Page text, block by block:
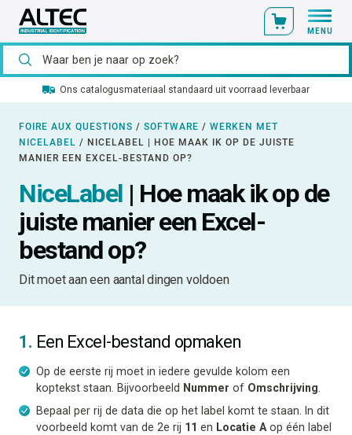
MENU
Ons catalogusmateriaal standaard uit voorraad leverbaar
FOIRE AUX QUESTIONS / SOFTWARE / WERKEN MET
NICELABEL / NICELABEL | HOE MAAK IK OP DE JUISTE
MANIER EEN EXCEL-BESTAND OP?
NiceLabel | Hoe maak ik op de
juiste manier een Excel-
bestand op?
Dit moet aan een aantal dingen voldoen
1. Een Excel-bestand opmaken
Op de eerste rij moet in iedere gevulde kolom een
koptekst staan. Bijvoorbeeld Nummer of Omschrijving.
Bepaal per rij de data die op het label komt te staan. In dit
voorbeeld komt van de 2e rij 11 en Locatie Aop één label